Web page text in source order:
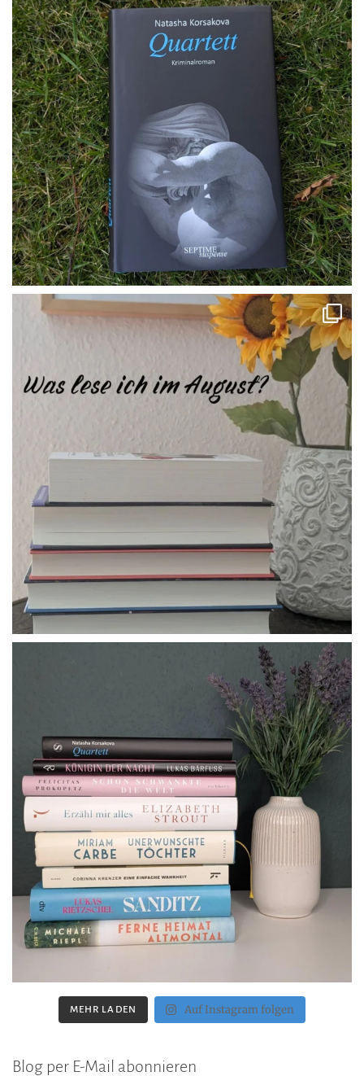
MEHR LADEN Auf Instagram folgen
Blog per E-Mail abonnieren